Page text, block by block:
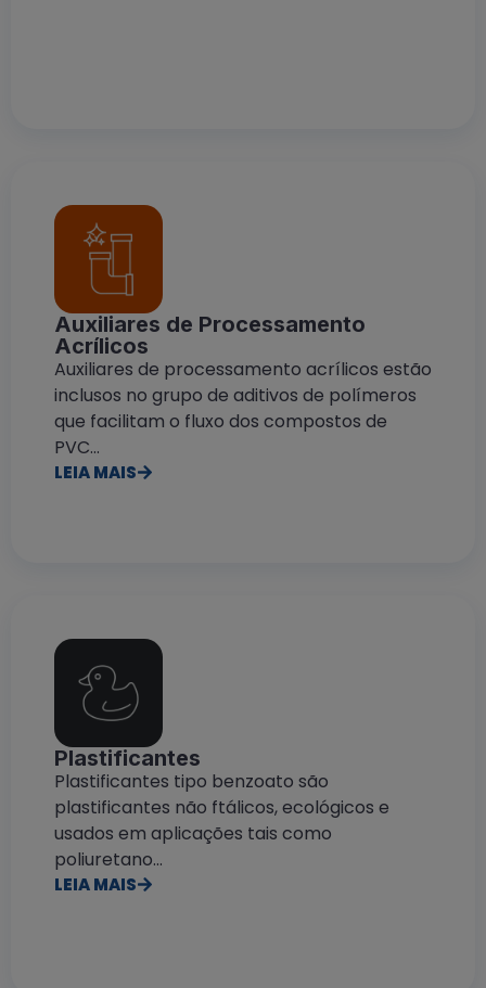
Auxiliares de Processamento
Acrílicos
Auxiliares de processamento acrílicos estão
inclusos no grupo de aditivos de polímeros
que facilitam o fluxo dos compostos de
PVC...
LEIA MAIS
Plastificantes
Plastificantes tipo benzoato são
plastificantes não ftálicos, ecológicos e
usados em aplicações tais como
poliuretano...
LEIA MAIS